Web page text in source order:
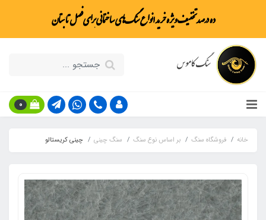
ده درصد تخفیف ویژه خرید انواع سنگ‌های ساختمانی برای فصل تابستان
سنگ کاموس
0
خانه فروشگاه سنگ بر اساس نوع سنگ سنگ چینی چینی کریستالو